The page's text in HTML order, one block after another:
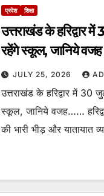
प्रदेश शिक्षा
उत्तराखंड के हरिद्वार
रहेंगे स्कूल, जानिये
JULY 25, 2026
उत्तराखंड के हरिद्वार में
स्कूल, जानिये वजह……
की भारी भीड़ और यातायात